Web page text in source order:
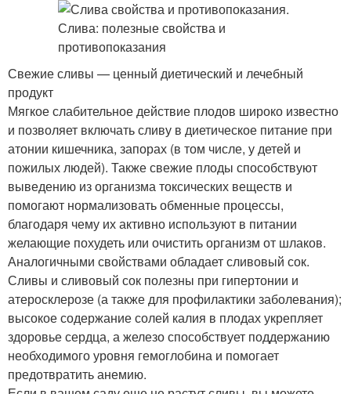
Свежие сливы — ценный диетический и лечебный
продукт
Мягкое слабительное действие плодов широко известно
и позволяет включать сливу в диетическое питание при
атонии кишечника, запорах (в том числе, у детей и
пожилых людей). Также свежие плоды способствуют
выведению из организма токсических веществ и
помогают нормализовать обменные процессы,
благодаря чему их активно используют в питании
желающие похудеть или очистить организм от шлаков.
Аналогичными свойствами обладает сливовый сок.
Сливы и сливовый сок полезны при гипертонии и
атеросклерозе (а также для профилактики заболевания);
высокое содержание солей калия в плодах укрепляет
здоровье сердца, а железо способствует поддержанию
необходимого уровня гемоглобина и помогает
предотвратить анемию.